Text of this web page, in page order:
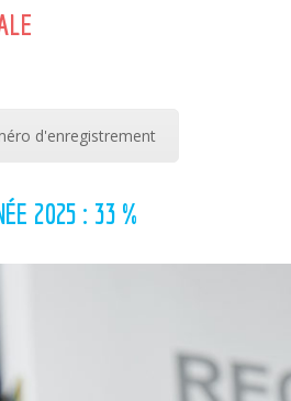
d'enregistrement
2025 : 33 %